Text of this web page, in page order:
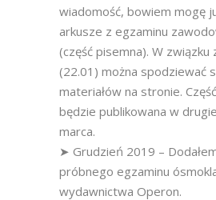
wiadomość, bowiem mogę
arkusze z egzaminu
(część pisemna). W związku
(22.01) można spodziewać
materiałów na stronie.
będzie publikowana w
marca.
➤ Grudzień 2019 –
próbnego egzaminu
wydawnictwa Operon.